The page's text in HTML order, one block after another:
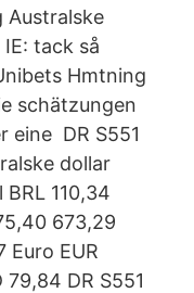
Australske
tack så
Hmtning
schätzungen
eine DR S551
dollar
110,34
673,29
Euro EUR
DR S551